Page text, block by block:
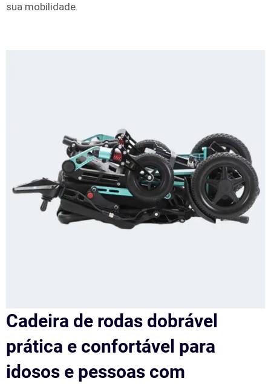
sua mobilidade.
Cadeira de rodas dobrável
prática e confortável para
idosos e pessoas com